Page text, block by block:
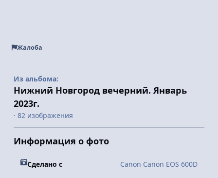
Жалоба
Из альбома:
Нижний Новгород вечерний. Январь
2023г.
· 82 изображения
Информация о фото
Сделано с Canon Canon EOS 600D